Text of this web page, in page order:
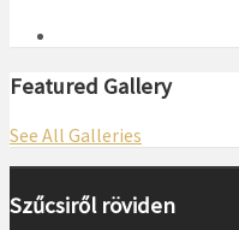
Featured Gallery
See All Galleries
Szűcsiről röviden